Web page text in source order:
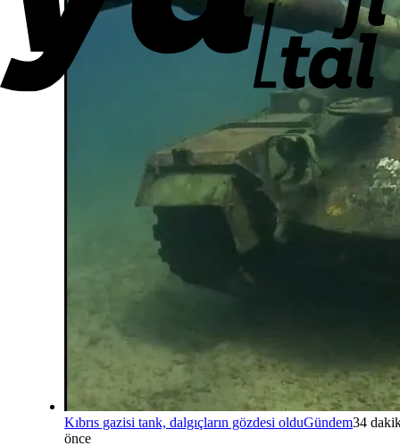
Kıbrıs gazisi tank, dalgıçların gözdesi olduGündem34
önce